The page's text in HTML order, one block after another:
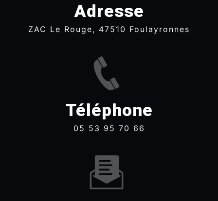
Adresse
ZAC Le Rouge, 47510 Foulayronnes
Téléphone
05 53 95 70 66